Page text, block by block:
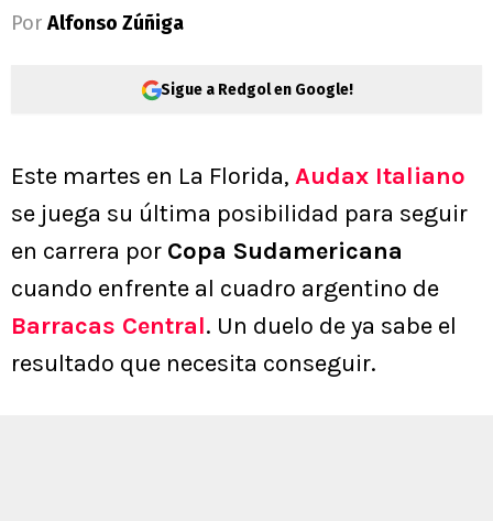
Por Alfonso Zúñiga
Sigue a Redgol en Google!
Este martes en La Florida, Audax Italiano
se juega su última posibilidad para seguir
en carrera por Copa Sudamericana
cuando enfrente al cuadro argentino de
Barracas Central. Un duelo de ya sabe el
resultado que necesita conseguir.